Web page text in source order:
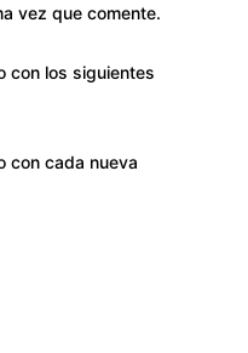
vez que comente.
con los siguientes
con cada nueva